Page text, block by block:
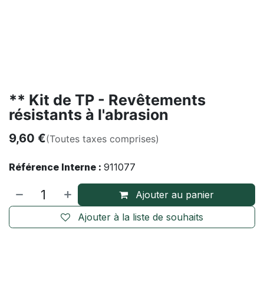
** Kit de TP - Revêtements
résistants à l'abrasion
9,60 €(Toutes taxes comprises)
Référence Interne : 911077
Ajouter au panier
Ajouter à la liste de souhaits